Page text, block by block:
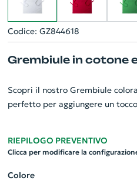
Codice: GZ844618
Grembiule in cotone
Scopri il nostro Grembiule
perfetto per aggiungere un
manutenzione. L'ideale per chi
personalizzato per la tua
RIEPILOGO PREVENTIVO
Clicca per modificare la
Colore